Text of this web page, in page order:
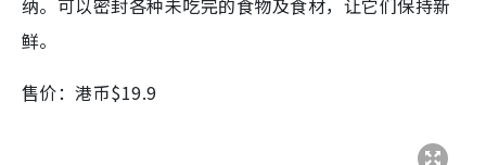
纳。可以密封各种未吃完的食物及食材，让它们保持新
鲜。
售价：港币$19.9